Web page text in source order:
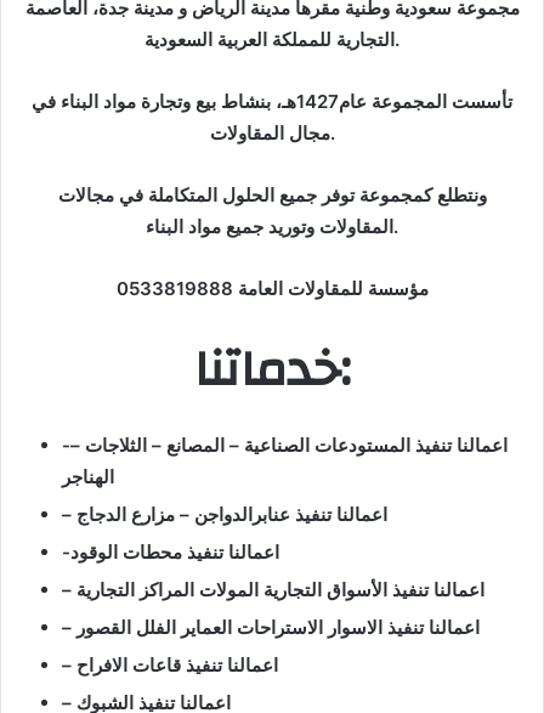
مجموعة سعودية وطنية مقرها مدينة الرياض و مدينة جدة، العاصمة
التجارية للمملكة العربية السعودية.
تأسست المجموعة عام1427هـ، بنشاط بيع وتجارة مواد البناء في
مجال المقاولات.
ونتطلع كمجموعة توفر جميع الحلول المتكاملة في مجالات
المقاولات وتوريد جميع مواد البناء.
مؤسسة للمقاولات العامة 0533819888
خدماتنا:
-اعمالنا تنفيذ المستودعات الصناعية – المصانع – الثلاجات –
الهناجر
– اعمالنا تنفيذ عنابرالدواجن – مزارع الدجاج
-اعمالنا تنفيذ محطات الوقود
– اعمالنا تنفيذ الأسواق التجارية المولات المراكز التجارية
– اعمالنا تنفيذ الاسوار الاستراحات العماير الفلل القصور
– اعمالنا تنفيذ قاعات الافراح
– اعمالنا تنفيذ الشبوك